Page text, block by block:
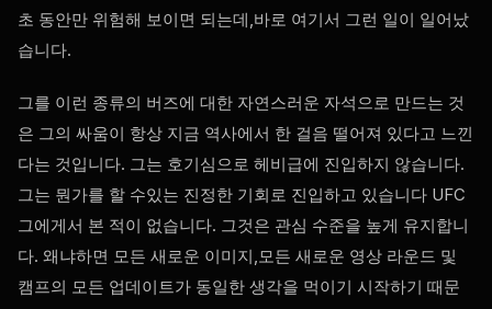
초 동안만 위험해 보이면 되는데,바로 여기서 그런 일이 일어났
습니다.
그를 이런 종류의 버즈에 대한 자연스러운 자석으로 만드는 것
은 그의 싸움이 항상 지금 역사에서 한 걸음 떨어져 있다고 느낀
다는 것입니다. 그는 호기심으로 헤비급에 진입하지 않습니다.
그는 뭔가를 할 수있는 진정한 기회로 진입하고 있습니다 UFC
그에게서 본 적이 없습니다. 그것은 관심 수준을 높게 유지합니
다. 왜냐하면 모든 새로운 이미지,모든 새로운 영상 라운드 및
캠프의 모든 업데이트가 동일한 생각을 먹이기 시작하기 때문